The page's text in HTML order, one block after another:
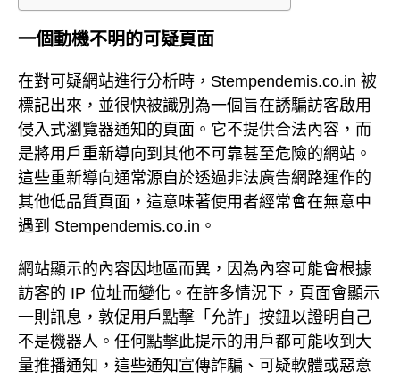
一個動機不明的可疑頁面
在對可疑網站進行分析時，Stempendemis.co.in 被
標記出來，並很快被識別為一個旨在誘騙訪客啟用
侵入式瀏覽器通知的頁面。它不提供合法內容，而
是將用戶重新導向到其他不可靠甚至危險的網站。
這些重新導向通常源自於透過非法廣告網路運作的
其他低品質頁面，這意味著使用者經常會在無意中
遇到 Stempendemis.co.in。
網站顯示的內容因地區而異，因為內容可能會根據
訪客的 IP 位址而變化。在許多情況下，頁面會顯示
一則訊息，敦促用戶點擊「允許」按鈕以證明自己
不是機器人。任何點擊此提示的用戶都可能收到大
量推播通知，這些通知宣傳詐騙、可疑軟體或惡意